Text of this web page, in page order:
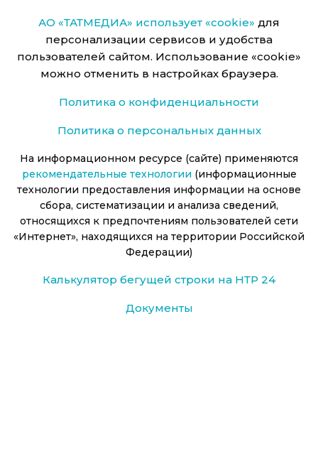
АО «ТАТМЕДИА» использует «cookie» для
персонализации сервисов и удобства
пользователей сайтом. Использование «cookie»
можно отменить в настройках браузера.
Политика о конфиденциальности
Политика о персональных данных
На информационном ресурсе (сайте) применяются
рекомендательные технологии (информационные
технологии предоставления информации на основе
сбора, систематизации и анализа сведений,
относящихся к предпочтениям пользователей сети
«Интернет», находящихся на территории Российской
Федерации)
Калькулятор бегущей строки на НТР 24
Документы